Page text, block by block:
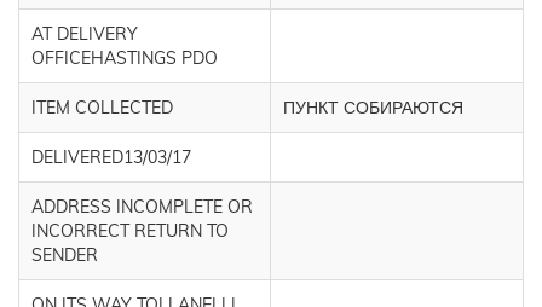
AT DELIVERY
OFFICEHASTINGS PDO
ITEM COLLECTED ПУНКТ СОБИРАЮТСЯ
DELIVERED13/03/17
ADDRESS INCOMPLETE OR
INCORRECT RETURN TO
SENDER